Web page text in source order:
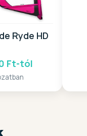
Ryde HD
Ft-tól